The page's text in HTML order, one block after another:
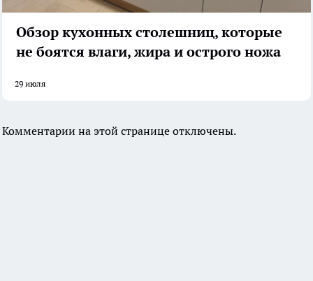
Обзор кухонных столешниц, которые
не боятся влаги, жира и острого ножа
29 июля
Комментарии на этой странице отключены.